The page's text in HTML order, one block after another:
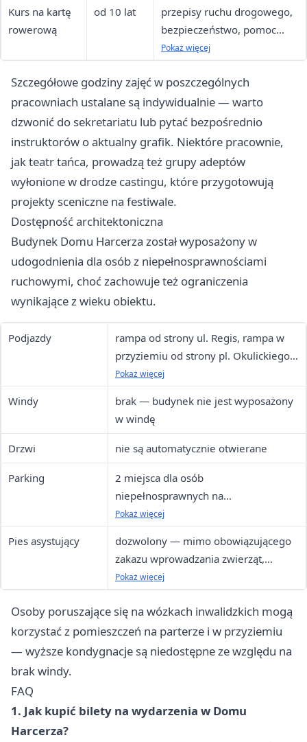
Kurs na kartę
rowerową
od 10 lat
przepisy ruchu drogowego,
bezpieczeństwo, pomoc
przedmedyczna
Pokaż więcej
Szczegółowe godziny zajęć w poszczególnych
pracowniach ustalane są indywidualnie — warto
dzwonić do sekretariatu lub pytać bezpośrednio
instruktorów o aktualny grafik. Niektóre pracownie,
jak teatr tańca, prowadzą też grupy adeptów
wyłonione w drodze castingu, które przygotowują
projekty sceniczne na festiwale.
Dostępność architektoniczna
Budynek Domu Harcerza został wyposażony w
udogodnienia dla osób z niepełnosprawnościami
ruchowymi, choć zachowuje też ograniczenia
wynikające z wieku obiektu.
Podjazdy
rampa od strony ul. Regis, rampa w
przyziemiu od strony pl. Okulickiego,
podjazd wewnętrzny na parterze
Pokaż więcej
Windy
brak — budynek nie jest wyposażony
w windę
Drzwi nie są automatycznie otwierane
Parking
2 miejsca dla osób
niepełnosprawnych na
ogólnodostępnym parkingu przy ul.
poziome)
Pokaż więcej
Pies asystujący
dozwolony — mimo obowiązującego
zakazu wprowadzania zwierząt,
wyjątek stanowią osoby
niepełnosprawne z psem asystującym
Pokaż więcej
Osoby poruszające się na wózkach inwalidzkich mogą
korzystać z pomieszczeń na parterze i w przyziemiu
— wyższe kondygnacje są niedostępne ze względu na
brak windy.
FAQ
1. Jak kupić bilety na wydarzenia w Domu
Harcerza?